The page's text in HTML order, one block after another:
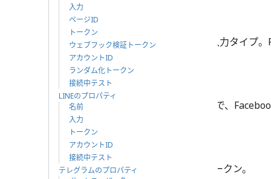
入力
メッセンジャー統合カウントの入力タイプ
Facebookを
ページID
FacebookページのID（文字列）で、
ています。
トークン
Facebookページのアクセス・トークン。
入力
ページID
トークン
ウェブフック検証トークン
アカウントID
ランダム化トークン
接続中テスト
LINEのプロパティ
名前
入力
トークン
アカウントID
接続中テスト
テレグラムのプロパティ